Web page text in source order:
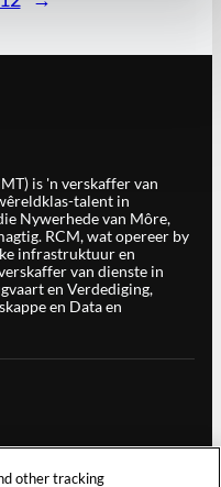
is 'n verskaffer van
talent in
Nywerhede van Môre,
RCM, wat opereer by
infrastruktuur en
van dienste in
en Verdediging,
en Data en
other tracking